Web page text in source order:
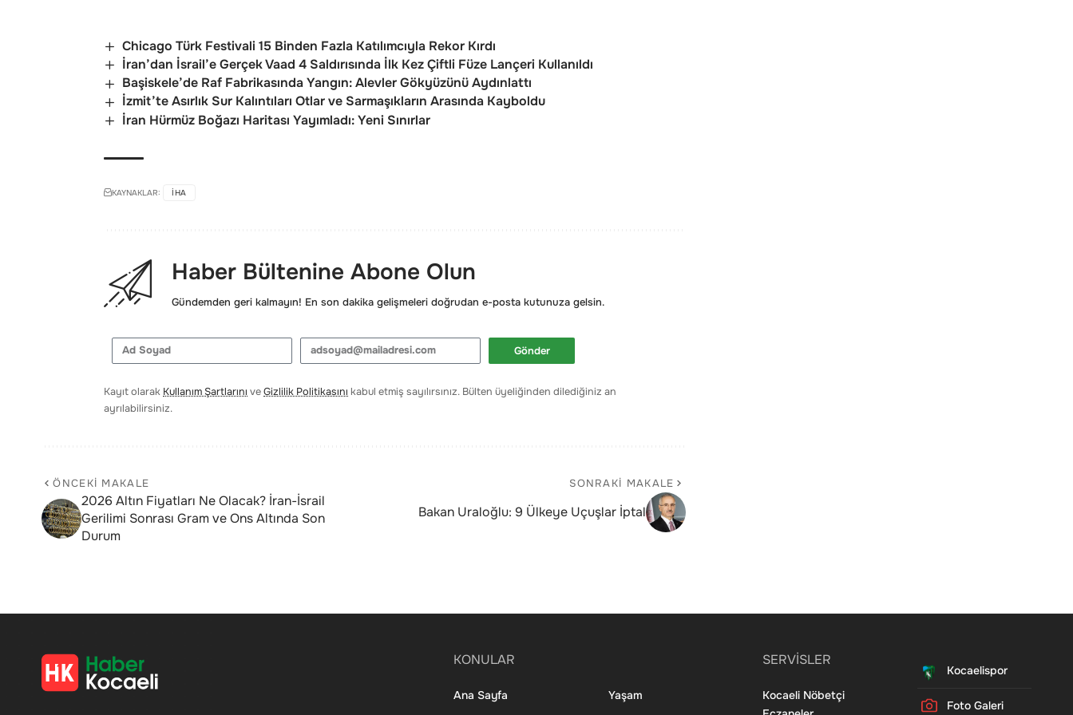
Chicago Türk Festivali 15 Binden Fazla Katılımcıyla Rekor Kırdı
İran’dan İsrail’e Gerçek Vaad 4 Saldırısında İlk Kez Çiftli Füze Lançeri Kullanıldı
Başiskele’de Raf Fabrikasında Yangın: Alevler Gökyüzünü Aydınlattı
İzmit’te Asırlık Sur Kalıntıları Otlar ve Sarmaşıkların Arasında Kayboldu
İran Hürmüz Boğazı Haritası Yayımladı: Yeni Sınırlar
KAYNAKLAR: IHA
Haber Bültenine Abone Olun
Gündemden geri kalmayın! En son dakika gelişmeleri doğrudan e-posta kutunuza gelsin.
Gönder
Kayıt olarak Kullanım Şartlarını veGizlilik Politikasını kabul etmiş sayılırsınız. Bülten üyeliğinden dilediğiniz an
ayrılabilirsiniz.
ÖNCEKI MAKALE
2026 Altın Fiyatları Ne Olacak? İran-İsrail
Gerilimi Sonrası Gram ve Ons Altında Son
Durum
SONRAKI MAKALE
Bakan Uraloğlu: 9 Ülkeye Uçuşlar İptal
KONULAR
Ana Sayfa
Yaşam
SERVİSLER
Kocaeli Nöbetçi
Kocaelispor
Foto Galeri